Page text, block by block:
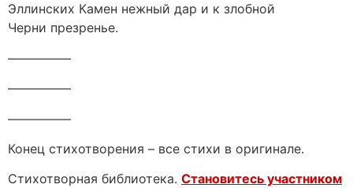
Эллинских Камен нежный дар и к злобной
Черни презренье.
—————
—————
—————
Конец стихотворения – все стихи в оригинале.
Стихотворная библиотека. Становитесь участником